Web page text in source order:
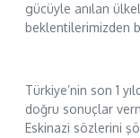
gücüyle anılan
beklentilerimizden
Türkiye’nin son 1
doğru sonuçlar
Eskinazi sözlerini